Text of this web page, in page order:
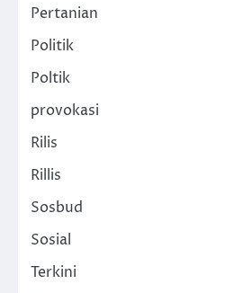
Pertanian
Politik
Poltik
provokasi
Rilis
Rillis
Sosbud
Sosial
Terkini